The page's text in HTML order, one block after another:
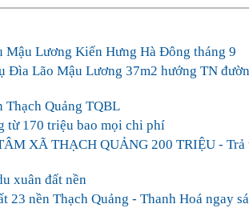
Mậu Lương Kiến Hưng Hà Đông tháng 9
Đìa Lão Mậu Lương 37m2 hướng TN
Thạch Quảng TQBL
từ 170 triệu bao mọi chi phí
XÃ THẠCH QUẢNG 200 TRIỆU - Trả
xuân đất nền
23 nền Thạch Quảng - Thanh Hoá ngay